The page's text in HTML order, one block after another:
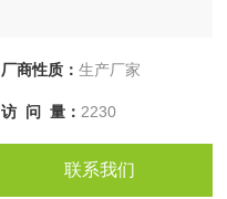
厂商性质： 生产厂家
访 问 量： 2230
联系我们